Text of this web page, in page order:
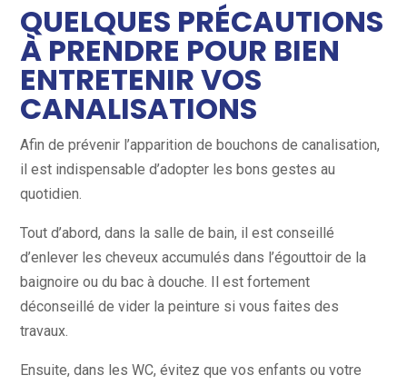
QUELQUES PRÉCAUTIONS
À PRENDRE POUR BIEN
ENTRETENIR VOS
CANALISATIONS
Afin de prévenir l’apparition de bouchons de canalisation,
il est indispensable d’adopter les bons gestes au
quotidien.
Tout d’abord, dans la salle de bain, il est conseillé
d’enlever les cheveux accumulés dans l’égouttoir de la
baignoire ou du bac à douche. Il est fortement
déconseillé de vider la peinture si vous faites des
travaux.
Ensuite, dans les WC, évitez que vos enfants ou votre